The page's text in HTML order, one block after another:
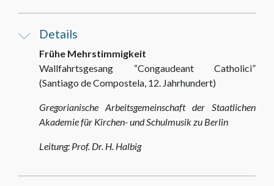
Details
Frühe Mehrstimmigkeit
Wallfahrtsgesang “Congaudeant Catholici”
(Santiago de Compostela, 12. Jahrhundert)
Gregorianische Arbeitsgemeinschaft der Staatlichen
Akademie für Kirchen- und Schulmusik zu Berlin
Leitung: Prof. Dr. H. Halbig